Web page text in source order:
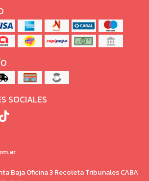
SOCIALES
Baja Oficina 3 Recoleta Tribunales CABA